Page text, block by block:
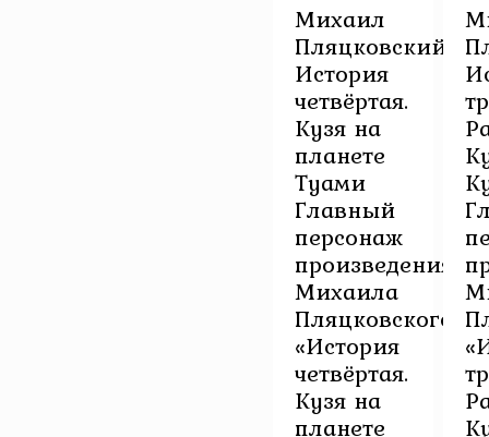
Михаил
Пляцковский.
История
четвёртая.
Кузя на
планете
Туами
Главный
персонаж
произведения
Михаила
Пляцковского
«История
четвёртая.
Кузя на
планете